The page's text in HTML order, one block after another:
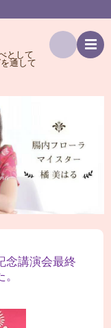
として
通して
索
念講演会最終